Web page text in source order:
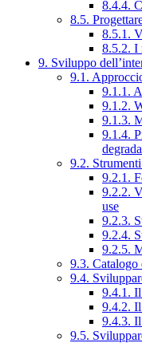
8.4.4.
8.5.
8.5.1.
8.5.2. I
9. Sviluppo
9.1.
9.1.1.
9.1.2.
9.1.3.
9.1.4.
9.2.
9.2.1.
9.2.2.
use
9.2.3.
9.2.4.
9.2.5.
9.3. Catalogo
9.4.
9.4.1.
9.4.2.
9.4.3.
9.5.